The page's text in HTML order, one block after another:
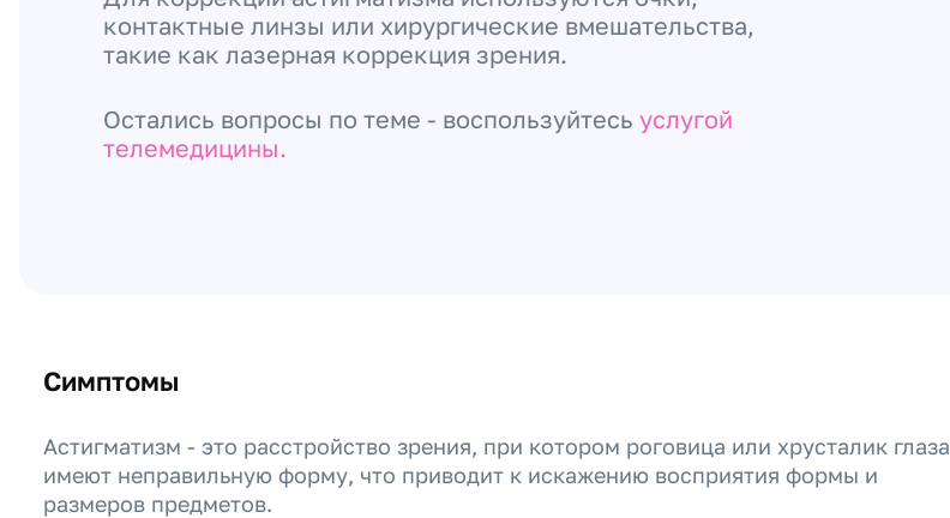
контактные линзы или хирургические вмешательства,
такие как лазерная коррекция зрения.
Остались вопросы по теме - воспользуйтесь услугой
телемедицины.
Симптомы
Астигматизм - это расстройство зрения, при котором роговица или хрусталик глаза
имеют неправильную форму, что приводит к искажению восприятия формы и
размеров предметов.